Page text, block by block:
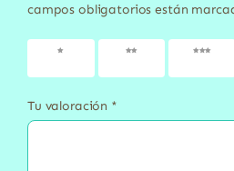
campos obligatorios están
1 de 5
2 de 5
3 de 5
Tu valoración *